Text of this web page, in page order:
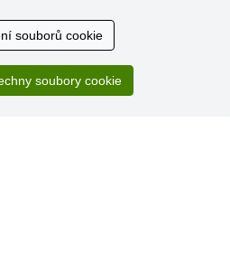
za slušné ceny. Vřele
souborů cookie
soubory cookie